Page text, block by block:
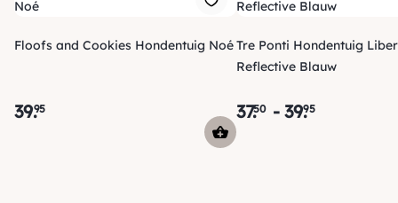
Floofs and Cookies Hondentuig Noé
39.95
Tre Ponti Hondentuig
Reflective Blauw
37.50 - 39.95